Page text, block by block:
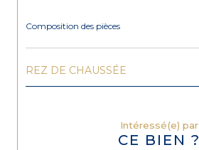
Composition des pièces
REZ DE CHAUSSÉE
Intéressé(e) par
CE BIEN ?